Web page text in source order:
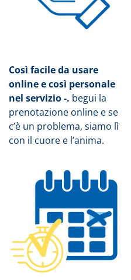
Così facile da usare
online e così personale
nel servizio -. begui la
prenotazione online e se
c’è un problema, siamo lì
con il cuore e l’anima.